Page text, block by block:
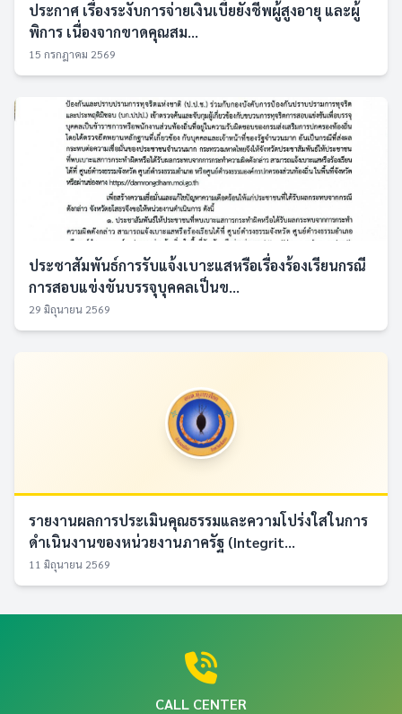
ประกาศ เรื่องระงับการจ่ายเงินเบี้ยยังชีพผู้สูงอายุ และผู้
พิการ เนื่องจากขาดคุณสม...
15 กรกฎาคม 2569
ประชาสัมพันธ์การรับแจ้งเบาะแสหรือเรื่องร้องเรียนกรณี
การสอบแข่งขันบรรจุบุคคลเป็นข...
29 มิถุนายน 2569
รายงานผลการประเมินคุณธรรมและความโปร่งใสในการ
ดำเนินงานของหน่วยงานภาครัฐ (Integrit...
11 มิถุนายน 2569
CALL CENTER